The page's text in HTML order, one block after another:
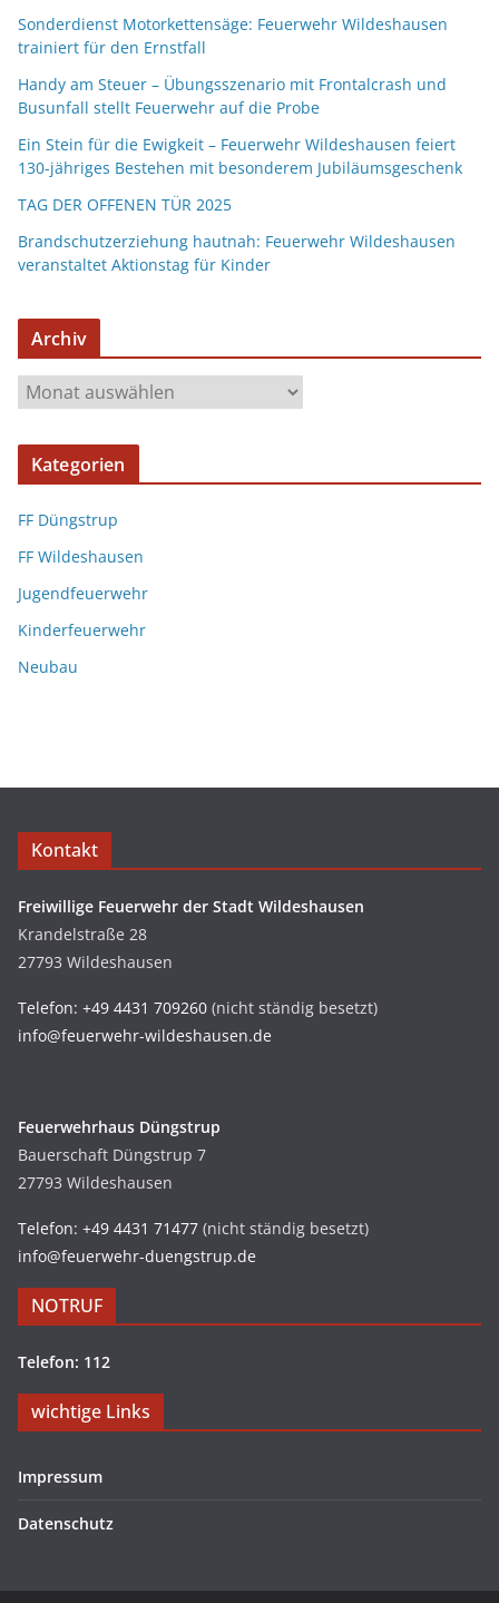
Sonderdienst Motorkettensäge: Feuerwehr Wildeshausen
trainiert für den Ernstfall
Handy am Steuer – Übungsszenario mit Frontalcrash und
Busunfall stellt Feuerwehr auf die Probe
Ein Stein für die Ewigkeit – Feuerwehr Wildeshausen feiert
130-jähriges Bestehen mit besonderem Jubiläumsgeschenk
TAG DER OFFENEN TÜR 2025
Brandschutzerziehung hautnah: Feuerwehr Wildeshausen
veranstaltet Aktionstag für Kinder
Archiv
Kategorien
FF Düngstrup
FF Wildeshausen
Jugendfeuerwehr
Kinderfeuerwehr
Neubau
Kontakt
Freiwillige Feuerwehr der Stadt Wildeshausen
Krandelstraße 28
27793 Wildeshausen
Telefon: +49 4431 709260 (nicht ständig besetzt)
info@feuerwehr-wildeshausen.de
Feuerwehrhaus Düngstrup
Bauerschaft Düngstrup 7
27793 Wildeshausen
Telefon: +49 4431 71477 (nicht ständig besetzt)
info@feuerwehr-duengstrup.de
NOTRUF
Telefon: 112
wichtige Links
Impressum
Datenschutz